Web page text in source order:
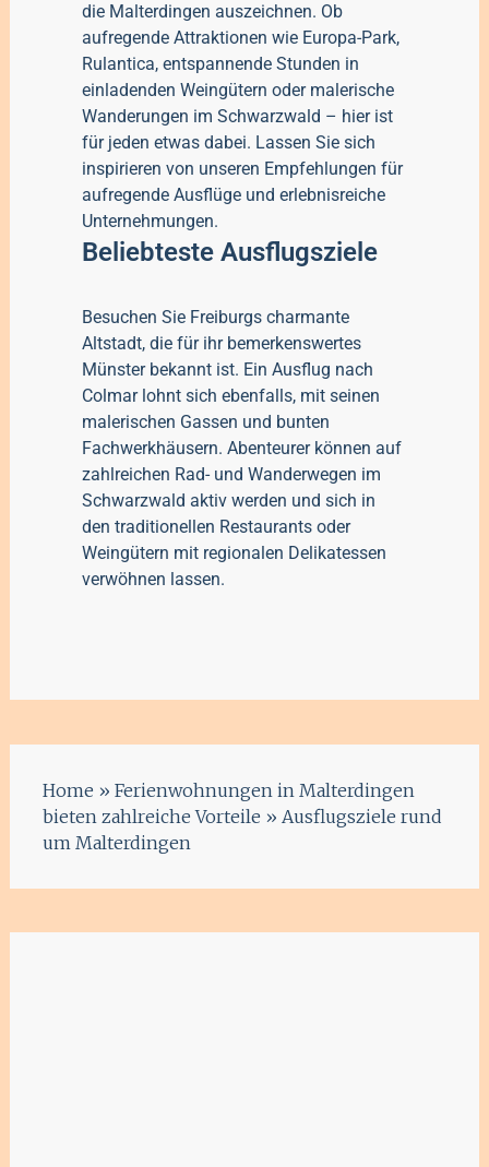
die Malterdingen auszeichnen. Ob
aufregende Attraktionen wie Europa-Park,
Rulantica, entspannende Stunden in
einladenden Weingütern oder malerische
Wanderungen im Schwarzwald – hier ist
für jeden etwas dabei. Lassen Sie sich
inspirieren von unseren Empfehlungen für
aufregende Ausflüge und erlebnisreiche
Unternehmungen.
Beliebteste Ausflugsziele
Besuchen Sie Freiburgs charmante
Altstadt, die für ihr bemerkenswertes
Münster bekannt ist. Ein Ausflug nach
Colmar lohnt sich ebenfalls, mit seinen
malerischen Gassen und bunten
Fachwerkhäusern. Abenteurer können auf
zahlreichen Rad- und Wanderwegen im
Schwarzwald aktiv werden und sich in
den traditionellen Restaurants oder
Weingütern mit regionalen Delikatessen
verwöhnen lassen.
Home » Ferienwohnungen in Malterdingen
bieten zahlreiche Vorteile » Ausflugsziele rund
um Malterdingen